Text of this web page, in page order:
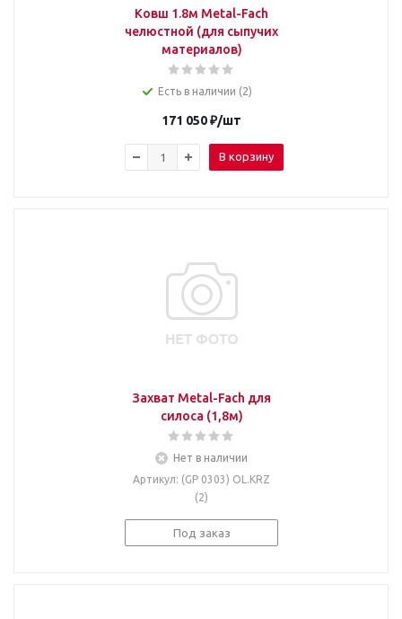
Ковш 1.8м Metal-Fach
челюстной (для сыпучих
материалов)
Есть в наличии (2)
171 050₽/шт
В корзину
Захват Metal-Fach для
силоса (1,8м)
Нет в наличии
Артикул: (GP 0303) OL.KRZ
(2)
Под заказ